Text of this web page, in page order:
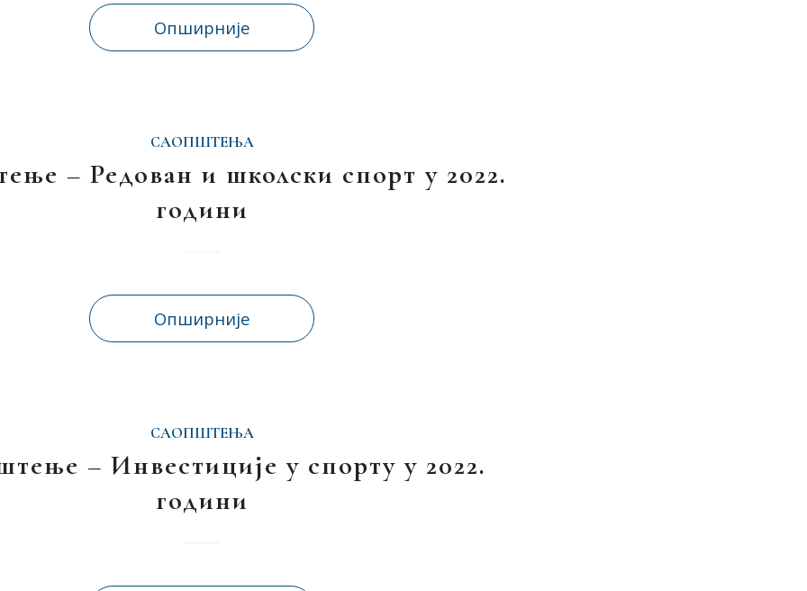
Опширније
САОПШТЕЊА
– Редован и школски спорт у 2022.
години
Опширније
САОПШТЕЊА
– Инвестиције у спорту у 2022.
години